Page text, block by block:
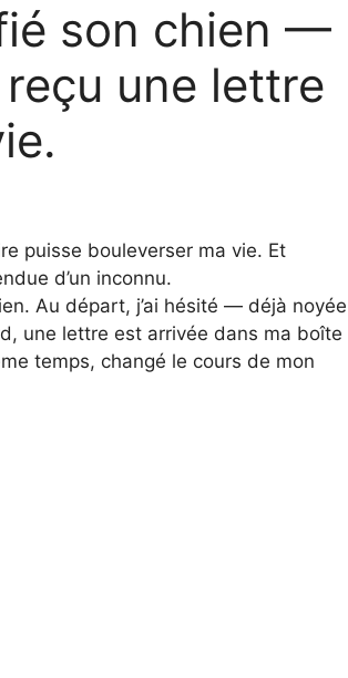
son chien —
une lettre
puisse bouleverser ma vie. Et
d’un inconnu.
Au départ, j’ai hésité — déjà noyée
une lettre est arrivée dans ma boîte
temps, changé le cours de mon